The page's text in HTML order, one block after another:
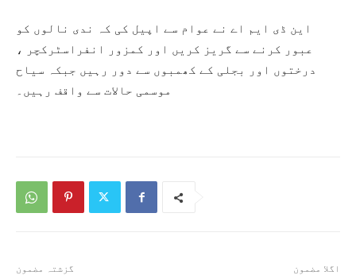
این ڈی ایم اے نے عوام سے اپیل کی کہ ندی نالوں کو
عبور کرنے سے گریز کریں اور کمزور انفراسٹرکچر ،
درختوں اور بجلی کے کھمبوں سے دور رہیں جبکہ سیاح
موسمی حالات سے واقف رہیں۔
گزشتہ مضمون اگلا مضمون